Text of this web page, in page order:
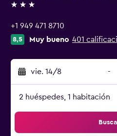
3 estrellas
+1 949 471 8710
8,5 Muy bueno 401
vie. 14/8 -
2 huéspedes, 1 habitación